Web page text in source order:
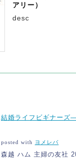
アリー）
desc
結婚ライフビギナーズ
posted with ヨメレバ
森越 ハム 主婦の友社